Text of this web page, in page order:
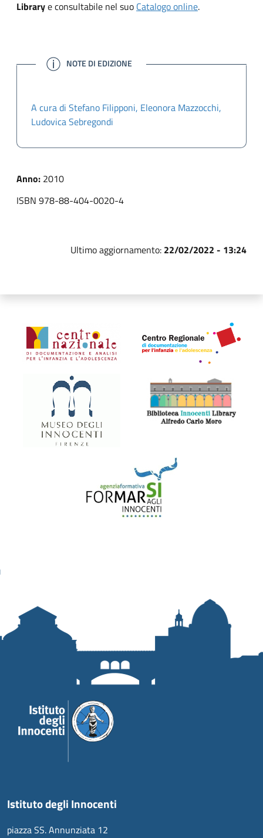
Librarye consultabile nel suo Catalogo online.
INFORMAZIONI
NOTE DI EDIZIONE
A cura di Stefano Filipponi, Eleonora Mazzocchi,
Ludovica Sebregondi
Anno: 2010
ISBN 978-88-404-0020-4
Ultimo aggiornamento: 22/02/2022 - 13:24
Organismi collegati
Istituto degli Innocenti
piazza SS. Annunziata 12